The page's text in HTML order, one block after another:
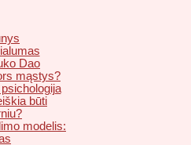
Dao
mąstys?
būti
modelis: